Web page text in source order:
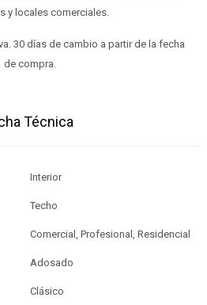
y locales comerciales.
30 días de cambio a partir de la fecha
de compra.
Técnica
Interior
Techo
Comercial, Profesional, Residencial
Adosado
Clásico